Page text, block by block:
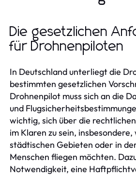
Die gesetzlichen
für Drohnenpiloten
In Deutschland unterliegt die
bestimmten gesetzlichen
Drohnenpilot muss sich an die
und
wichtig, sich über die
im Klaren zu sein, insbesondere,
städtischen Gebieten oder in
Menschen fliegen möchten.
Notwendigkeit, eine